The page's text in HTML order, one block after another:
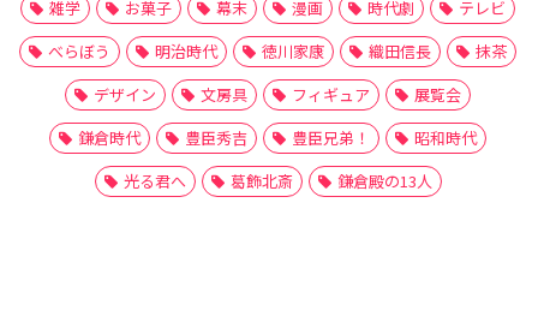
雑学
お菓子 幕末 漫画 時代劇
テレビ
べらぼう
明治時代 徳川家康 織田信長
抹茶
デザイン
文房具 フィギュア
展覧会
鎌倉時代
豊臣秀吉 豊臣兄弟！
昭和時代
光る君へ
葛飾北斎 鎌倉殿の13人